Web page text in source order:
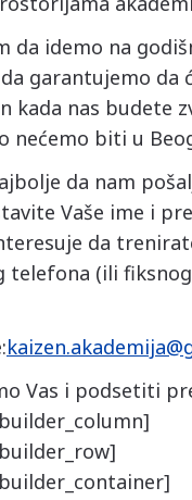
da idemo na
garantujemo da
kada nas budete
nećemo biti u
da nam
Vaše ime i
da
telefona (ili
Vas i podsetiti